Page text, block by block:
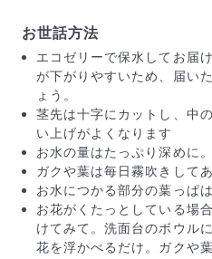
届いたお花に元気がなかっ
もし届いたお花に「枯れてい
不備があった場合は、些細な
までご連絡ください。ご返金
お世話方法
エコゼリーで保水してお届
が下がりやすいため、届い
ょう。
茎先は十字にカットし、中
い上げがよくなります
お水の量はたっぷり深めに。
ガクや葉は毎日霧吹きして
お水につかる部分の葉っぱ
お花がくたっとしている場
けてみて。洗面台のボウル
花を浮かべるだけ。ガクや